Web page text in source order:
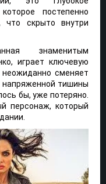
постепенно
что скрыто внутри
знаменитым
играет ключевую
сменяет
напряженной тишины
бы, уже потеряно.
персонаж, который